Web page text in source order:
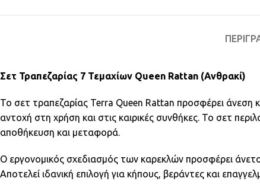
Σετ Τραπεζαρίας 7 Τεμαχίων Queen Rattan (Ανθρακί)
Το σετ τραπεζαρίας Terra Queen Rattan προσφέρει άνεση
αντοχή στη χρήση και στις καιρικές συνθήκες. Το σετ
αποθήκευση και μεταφορά.
Ο εργονομικός σχεδιασμός των καρεκλών προσφέρει
Αποτελεί ιδανική επιλογή για κήπους, βεράντες και